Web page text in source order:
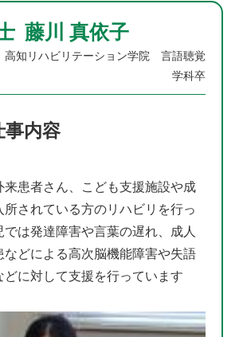
藤川 真依子
高知リハビリテーション学院 言語聴覚
学科卒
事内容
来患者さん、こども支援施設や成
所されている方のリハビリを行っ
では発達障害や言葉の遅れ、成人
などによる高次脳機能障害や失語
どに対して支援を行っています